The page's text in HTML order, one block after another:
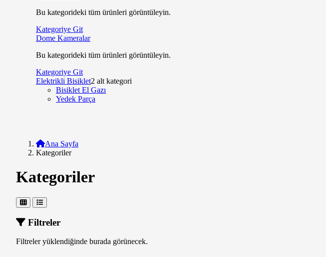
Bu kategorideki tüm ürünleri görüntüleyin.
Kategoriye Git
Dome Kameralar
Bu kategorideki tüm ürünleri görüntüleyin.
Kategoriye Git
Elektrikli Bisiklet2 alt kategori
Bisiklet El Gazı
Yedek Parça
Ana Sayfa
Kategoriler
Kategoriler
Filtreler
Filtreler yüklendiğinde burada görünecek.